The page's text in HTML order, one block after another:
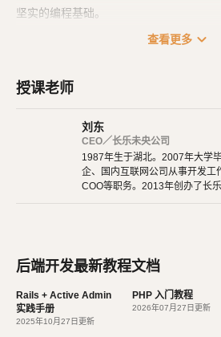
坚实的编程基础。
无论是编程新手还是希望系统梳理 PHP
打下坚实基础。
查看更多 expand_more
授课老师
刘东
CEO／长乐未央公司
1987年生于湖北。2007年大学
企、国内互联网公司从事开发工
COO等职务。2013年创办了长乐未
兴趣，觉得做开发非常快乐，能
有幸福感的事情。喜爱阅读，尤
乐，钢琴、Ukulele都能简单自
生梦想之一是希望能带着妻子吃
后端开发最新教程文档
Rails + Active Admin
实践手册
2025年10月27日更新
PHP 入门教程
2026年07月27日更新